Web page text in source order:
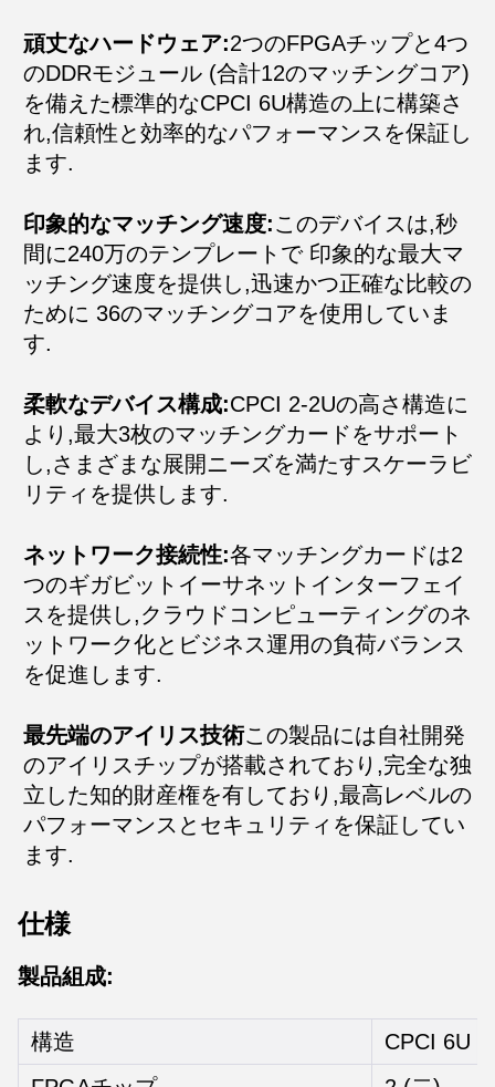
頑丈なハードウェア:2つのFPGAチップと4つ
のDDRモジュール (合計12のマッチングコア)
を備えた標準的なCPCI 6U構造の上に構築さ
れ,信頼性と効率的なパフォーマンスを保証し
ます.
印象的なマッチング速度:このデバイスは,秒
間に240万のテンプレートで 印象的な最大マ
ッチング速度を提供し,迅速かつ正確な比較の
ために 36のマッチングコアを使用していま
す.
柔軟なデバイス構成:CPCI 2-2Uの高さ構造に
より,最大3枚のマッチングカードをサポート
し,さまざまな展開ニーズを満たすスケーラビ
リティを提供します.
ネットワーク接続性:各マッチングカードは2
つのギガビットイーサネットインターフェイ
スを提供し,クラウドコンピューティングのネ
ットワーク化とビジネス運用の負荷バランス
を促進します.
最先端のアイリス技術この製品には自社開発
のアイリスチップが搭載されており,完全な独
立した知的財産権を有しており,最高レベルの
パフォーマンスとセキュリティを保証してい
ます.
仕様
製品組成:
構造
CPCI 6U